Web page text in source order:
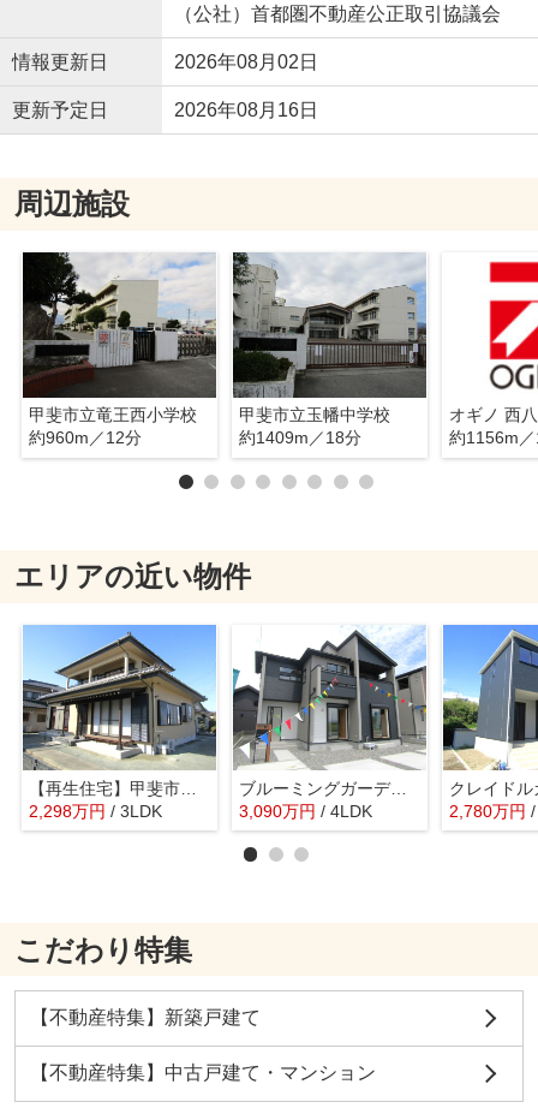
（公社）首都圏不動産公正取引協議会
情報更新日 2026年08月02日
更新予定日 2026年08月16日
周辺施設
甲斐市立竜王西小学校
約960m／12分
甲斐市立玉幡中学校
約1409m／18分
オギノ 西
約1156m
エリアの近い物件
【再生住宅】甲斐市竜王
2,298万円 / 3LDK
ブルーミングガーデン甲斐市万才 2号棟
3,090万円 / 4LDK 2,780万円
こだわり特集
【不動産特集】新築戸建て
【不動産特集】中古戸建て・マンション